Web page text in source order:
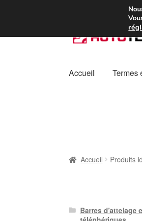
à
navigation
au
Accueil Termes
Accueil Produits
Barres d'attelage